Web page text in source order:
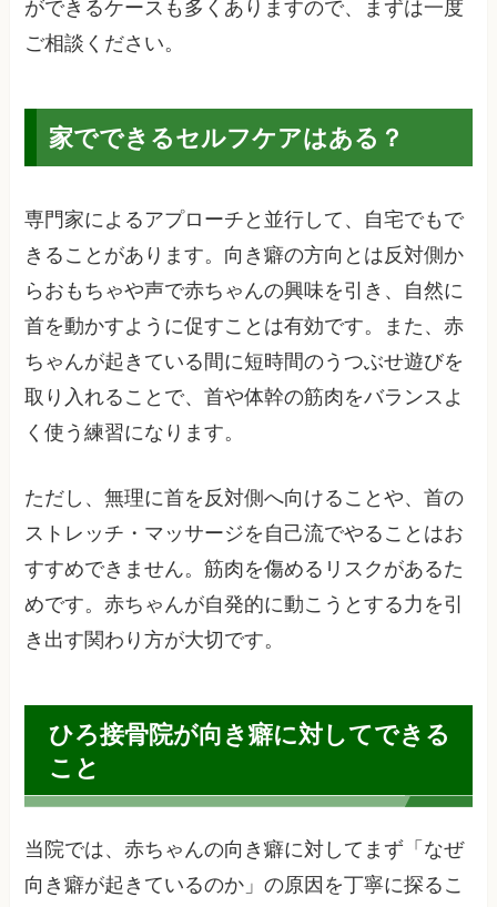
ができるケースも多くありますので、まずは一度
ご相談ください。
家でできるセルフケアはある？
専門家によるアプローチと並行して、自宅でもで
きることがあります。向き癖の方向とは反対側か
らおもちゃや声で赤ちゃんの興味を引き、自然に
首を動かすように促すことは有効です。また、赤
ちゃんが起きている間に短時間のうつぶせ遊びを
取り入れることで、首や体幹の筋肉をバランスよ
く使う練習になります。
ただし、無理に首を反対側へ向けることや、首の
ストレッチ・マッサージを自己流でやることはお
すすめできません。筋肉を傷めるリスクがあるた
めです。赤ちゃんが自発的に動こうとする力を引
き出す関わり方が大切です。
ひろ接骨院が向き癖に対してできる
こと
当院では、赤ちゃんの向き癖に対してまず「なぜ
向き癖が起きているのか」の原因を丁寧に探るこ